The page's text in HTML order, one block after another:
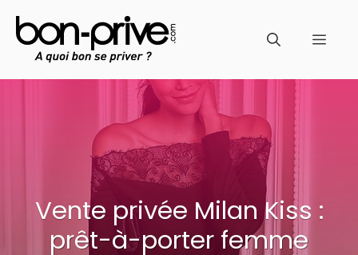
au
contenu
Vente privée Milan Kiss :
prêt-à-porter femme